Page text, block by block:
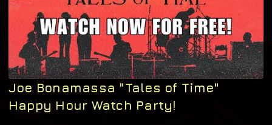
Joe Bonamassa "Tales of Time"
Happy Hour Watch Party!